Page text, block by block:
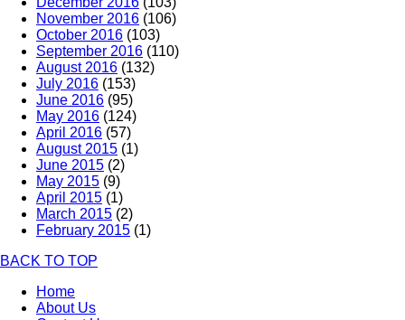
November 2016 (106)
October 2016 (103)
September 2016 (110)
August 2016 (132)
July 2016 (153)
June 2016 (95)
May 2016 (124)
April 2016 (57)
August 2015 (1)
June 2015 (2)
May 2015 (9)
April 2015 (1)
March 2015 (2)
February 2015 (1)
BACK TO TOP
Home
About Us